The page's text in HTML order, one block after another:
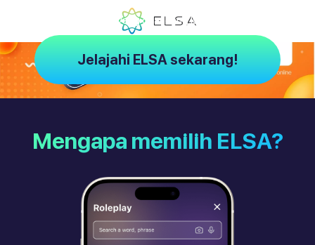
ELSA – Pelatih AI yang dirancang khusus untuk Anda
Jelajahi ELSA sekarang!
Mengapa memilih ELSA?